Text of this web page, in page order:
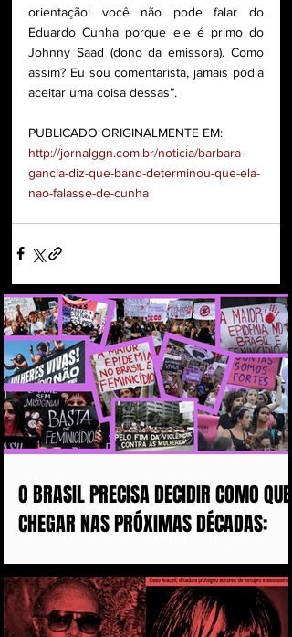
orientação: você não pode falar do
Eduardo Cunha porque ele é primo do
Johnny Saad (dono da emissora). Como
assim? Eu sou comentarista, jamais podia
aceitar uma coisa dessas”.
PUBLICADO ORIGINALMENTE EM:
http://jornalggn.com.br/noticia/barbara-
gancia-diz-que-band-determinou-que-ela-
nao-falasse-de-cunha
O BRASIL PRECISA DECIDIR COMO QUER
CHEGAR NAS PRÓXIMAS DÉCADAS:
MULHERES ASSASSINADAS